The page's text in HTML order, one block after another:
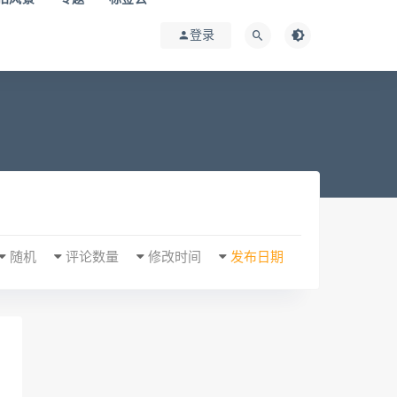
登录
发布日期
修改时间
评论数量
随机